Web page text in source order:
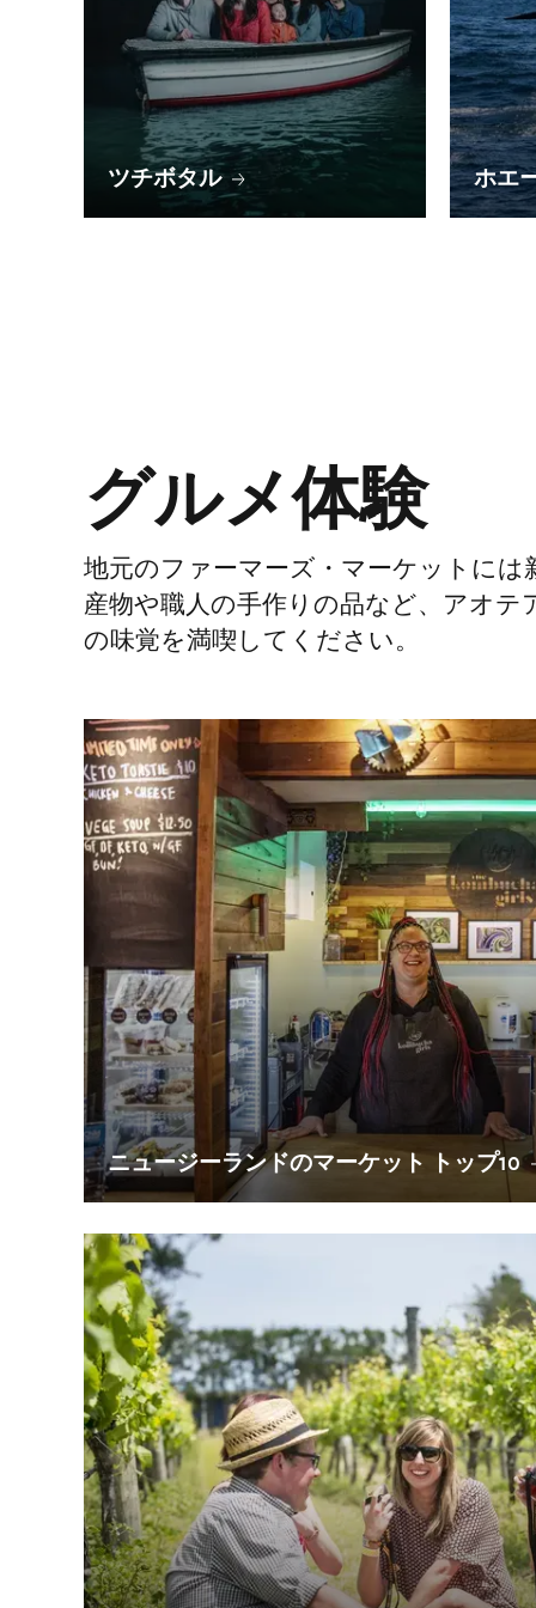
ツチボタル ホエ
グルメ体験
地元のファーマーズ・マーケットに
産物や職人の手作りの品など、アオ
の味覚を満喫してください。
ニュージーランドのマーケット トップ10